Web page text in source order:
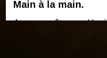
Main à la main.
Aux enquêteurs,